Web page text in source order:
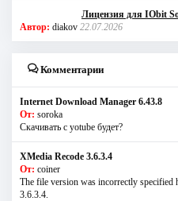
Лицензия для IObit
Автор: diakov 22.07.2026
Комментарии
Internet Download Manager 6.43.8
От: soroka
Скачивать с yotube будет?
XMedia Recode 3.6.3.4
От: coiner
The file version was incorrectly
3.6.3.4.